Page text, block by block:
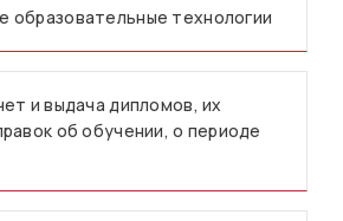
образовательные технологии
и выдача дипломов, их
об обучении, о периоде